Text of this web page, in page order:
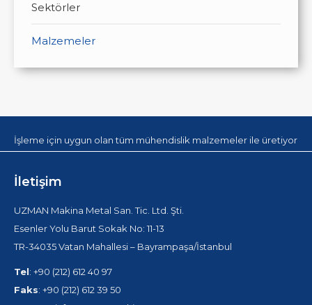
Sektörler
Malzemeler
İşleme için uygun olan tüm mühendislik malzemeler ile üretiyoruz
İletişim
UZMAN Makina Metal San. Tic. Ltd. Şti.
Esenler Yolu Barut Sokak No: 11-13
TR-34035 Vatan Mahallesi – Bayrampaşa/İstanbul
Tel: +90 (212) 612 40 97
Faks: +90 (212) 612 39 50